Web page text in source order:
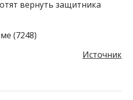
вернуть защитника
(7248)
Источник